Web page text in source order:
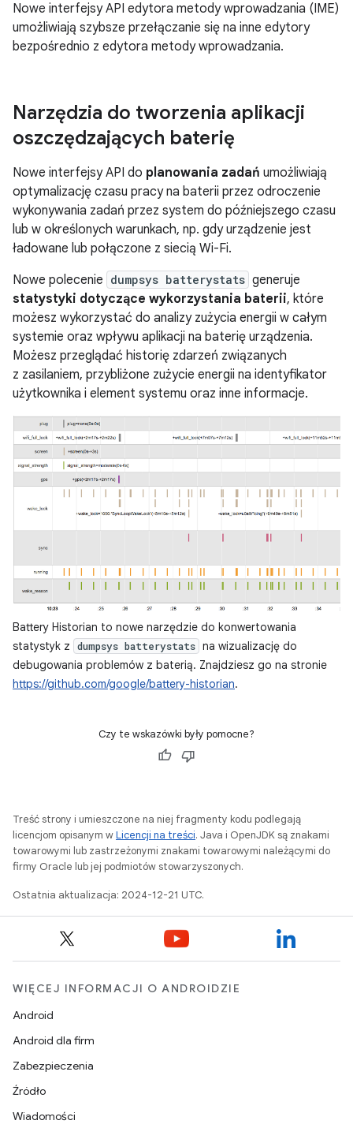
Nowe interfejsy API edytora metody wprowadzania (IME)
umożliwiają szybsze przełączanie się na inne edytory
bezpośrednio z edytora metody wprowadzania.
Narzędzia do tworzenia aplikacji
oszczędzających baterię
Nowe interfejsy API do planowania zadań umożliwiają
optymalizację czasu pracy na baterii przez odroczenie
wykonywania zadań przez system do późniejszego czasu
lub w określonych warunkach, np. gdy urządzenie jest
ładowane lub połączone z siecią Wi-Fi.
Nowe polecenie dumpsys batterystats generuje
statystyki dotyczące wykorzystania baterii, które
możesz wykorzystać do analizy zużycia energii w całym
systemie oraz wpływu aplikacji na baterię urządzenia.
Możesz przeglądać historię zdarzeń związanych
z zasilaniem, przybliżone zużycie energii na identyfikator
użytkownika i element systemu oraz inne informacje.
Battery Historian to nowe narzędzie do konwertowania
statystyk z
dumpsys batterystats na wizualizację do
debugowania problemów z baterią. Znajdziesz go na stronie
https://github.com/google/battery-historian.
Czy te wskazówki były pomocne?
Treść strony i umieszczone na niej fragmenty kodu podlegają
licencjom opisanym wLicencji na treści. Java i OpenJDK są znakami
towarowymi lub zastrzeżonymi znakami towarowymi należącymi do
firmy Oracle lub jej podmiotów stowarzyszonych.
Ostatnia aktualizacja: 2024-12-21 UTC.
WIĘCEJ INFORMACJI O ANDROIDZIE
Android
Android dla firm
Zabezpieczenia
Źródło
Wiadomości